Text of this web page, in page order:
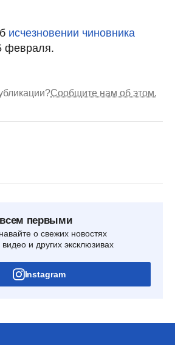
исчезновении чиновника
февраля.
Сообщите нам об этом.
всем первыми
о свежих новостях
и других эксклюзивах
Instagram